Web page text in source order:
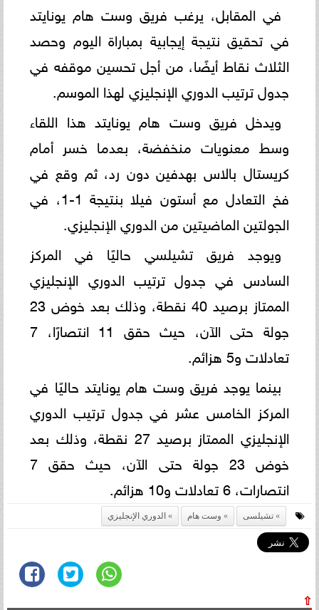
في المقابل، يرغب فريق وست هام يونايتد
في تحقيق نتيجة إيجابية بمباراة اليوم وحصد
الثلاث نقاط أيضًا، من أجل تحسين موقفه في
جدول ترتيب الدوري الإنجليزي لهذا الموسم.
ويدخل فريق وست هام يونايتد هذا اللقاء
وسط معنويات منخفضة، بعدما خسر أمام
كريستال بالاس بهدفين دون رد، ثم وقع في
فخ التعادل مع أستون فيلا بنتيجة 1-1، في
الجولتين الماضيتين من الدوري الإنجليزي.
ويوجد فريق تشيلسي حاليًا في المركز
السادس في جدول ترتيب الدوري الإنجليزي
الممتاز برصيد 40 نقطة، وذلك بعد خوض 23
جولة حتى الآن، حيث حقق 11 انتصارًا، 7
تعادلات و5 هزائم.
بينما يوجد فريق وست هام يونايتد حاليًا في
المركز الخامس عشر في جدول ترتيب الدوري
الإنجليزي الممتاز برصيد 27 نقطة، وذلك بعد
خوض 23 جولة حتى الآن، حيث حقق 7
انتصارات، 6 تعادلات و10 هزائم.
تشيلسى وست هام الدوري الإنجليزي
⇧